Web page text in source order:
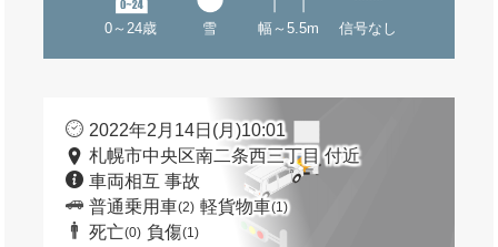
0～24歳 雪 幅～5.5m 信号なし
2022年2月14日(月)10:01
札幌市中央区南二条西三丁目 付近
車両相互 事故
普通乗用車(2) 軽貨物車(1)
死亡(0) 負傷(1)